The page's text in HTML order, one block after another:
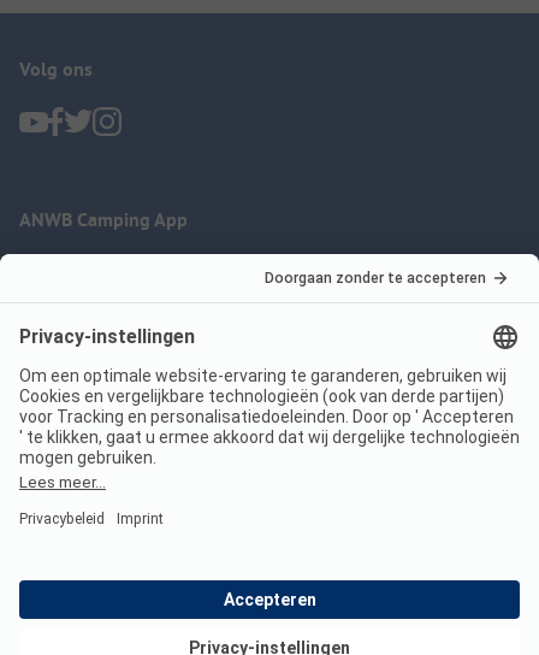
Volg ons
ANWB Camping App
Imprint
Jouw privacy
Voorwaarden
Wet digitale diensten